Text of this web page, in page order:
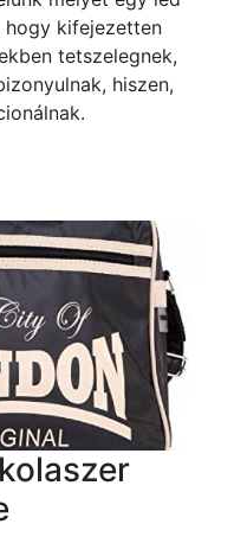
hogy kifejezetten
tetszelegnek,
hiszen,